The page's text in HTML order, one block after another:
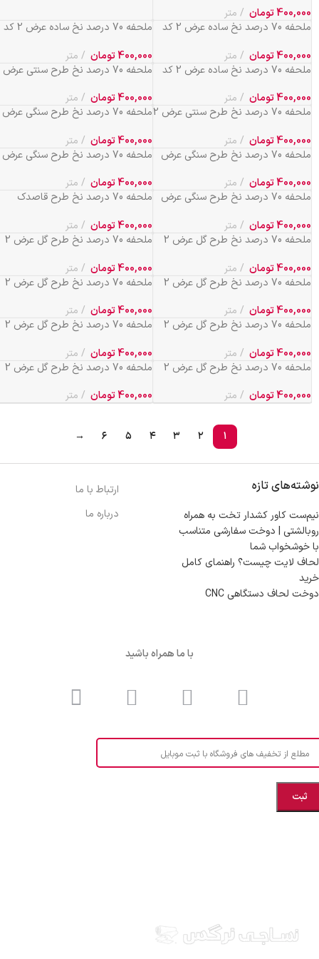
400,000تومان متر
ملحفه 70 درصد نخ ساده عرض 2 کد
400,000تومان متر
ملحفه 70 درصد نخ ساده عرض 2 کد
400,000تومان
متر
ملحفه 70 درصد نخ ساده عرض 2 کد
400,000تومان متر
400,000تومان
متر
ملحفه 70 درصد نخ طرح سنتی عرض 2
400,000تومان متر
ملحفه 70 درصد نخ طرح سنگی عرض
400,000تومان
متر
ملحفه 70 درصد نخ طرح سنگی عرض
400,000تومان متر
ملحفه 70 درصد نخ طرح سنگی عرض
400,000تومان
متر
ملحفه 70 درصد نخ طرح سنگی عرض
400,000تومان متر
ملحفه 70 درصد نخ طرح قاصدک
400,000تومان
متر
ملحفه 70 درصد نخ طرح گل عرض 2
400,000تومان متر
ملحفه 70 درصد نخ طرح گل عرض 2
400,000تومان
متر
ملحفه 70 درصد نخ طرح گل عرض 2
400,000تومان متر
ملحفه 70 درصد نخ طرح گل عرض 2
400,000تومان
متر
ملحفه 70 درصد نخ طرح گل عرض 2
400,000تومان متر
ملحفه 70 درصد نخ طرح گل عرض 2
400,000تومان
متر
ملحفه 70 درصد نخ طرح گل عرض 2
400,000تومان متر
ملحفه 70 درصد نخ طرح گل عرض 2
400,000تومان متر
۱ ۲ ۳ ۴ ۵ ۶ →
نوشته‌های تازه
نیم‌ست کاور کشدار تخت به همراه
روبالشتی | دوخت سفارشی متناسب
با خوشخواب شما
لحاف لایت چیست؟ راهنمای کامل
خرید
دوخت لحاف دستگاهی CNC
ارتباط با ما
درباره ما
با ما همراه باشید
مطلع از تخفیف های فروشگاه با ثبت موبایل